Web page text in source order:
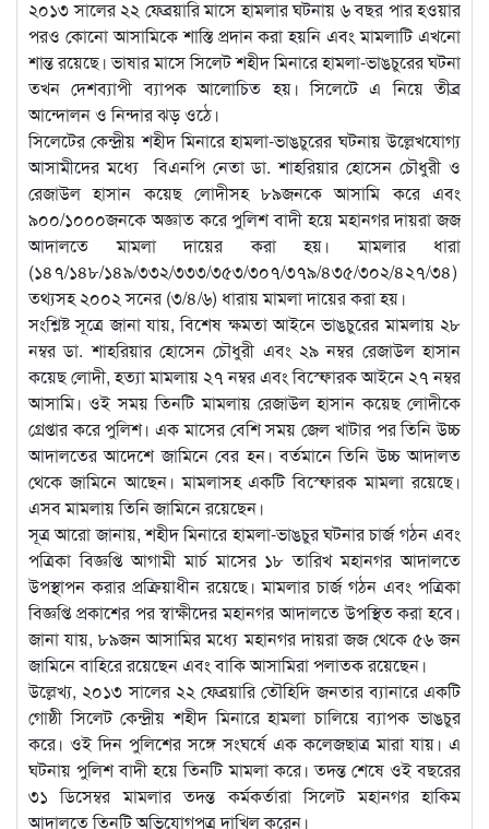
২০১৩ সালের ২২ ফেব্রয়ারি মাসে হামলার ঘটনায় ৬ বছর পার হওয়ার
পরও কোনো আসামিকে শাস্তি প্রদান করা হয়নি এবং মামলাটি এখনো
শান্ত রয়েছে। ভাষার মাসে সিলেট শহীদ মিনারে হামলা-ভাঙচুরের ঘটনা
তখন দেশব্যাপী ব্যাপক আলোচিত হয়। সিলেটে এ নিয়ে তীব্র
আন্দোলন ও নিন্দার ঝড় ওঠে।
সিলেটের কেন্দ্রীয় শহীদ মিনারে হামলা-ভাঙচুরের ঘটনায় উল্লেখযোগ্য
আসামীদের মধ্যে বিএনপি নেতা ডা. শাহরিয়ার হোসেন চৌধুরী ও
রেজাউল হাসান কয়েছ লোদীসহ ৮৯জনকে আসামি করে এবং
৯০০/১০০০জনকে অজ্ঞাত করে পুলিশ বাদী হয়ে মহানগর দায়রা জজ
আদালতে মামলা দায়ের করা হয়। মামলার ধারা
(১৪৭/১৪৮/১৪৯/৩৩২/৩৩৩/৩৫৩/৩০৭/৩৭৯/৪৩৫/৩০২/৪২৭/৩৪)
তথ্যসহ ২০০২ সনের (৩/৪/৬) ধারায় মামলা দায়ের করা হয়।
সংশ্লিষ্ট সূত্রে জানা যায়, বিশেষ ক্ষমতা আইনে ভাঙচুরের মামলায় ২৮
নম্বর ডা. শাহরিয়ার হোসেন চৌধুরী এবং ২৯ নম্বর রেজাউল হাসান
কয়েছ লোদী, হত্যা মামলায় ২৭ নম্বর এবং বিস্ফোরক আইনে ২৭ নম্বর
আসামি। ওই সময় তিনটি মামলায় রেজাউল হাসান কয়েছ লোদীকে
গ্রেপ্তার করে পুলিশ। এক মাসের বেশি সময় জেল খাটার পর তিনি উচ্চ
আদালতের আদেশে জামিনে বের হন। বর্তমানে তিনি উচ্চ আদালত
থেকে জামিনে আছেন। মামলাসহ একটি বিস্ফোরক মামলা রয়েছে।
এসব মামলায় তিনি জামিনে রয়েছেন।
সূত্র আরো জানায়, শহীদ মিনারে হামলা-ভাঙচুর ঘটনার চার্জ গঠন এবং
পত্রিকা বিজ্ঞপ্তি আগামী মার্চ মাসের ১৮ তারিখ মহানগর আদালতে
উপস্থাপন করার প্রক্রিয়াধীন রয়েছে। মামলার চার্জ গঠন এবং পত্রিকা
বিজ্ঞপ্তি প্রকাশের পর স্বাক্ষীদের মহানগর আদালতে উপস্থিত করা হবে।
জানা যায়, ৮৯জন আসামির মধ্যে মহানগর দায়রা জজ থেকে ৫৬ জন
জামিনে বাহিরে রয়েছেন এবং বাকি আসামিরা পলাতক রয়েছেন।
উল্লেখ্য, ২০১৩ সালের ২২ ফেব্রয়ারি তৌহিদি জনতার ব্যানারে একটি
গোষ্ঠী সিলেট কেন্দ্রীয় শহীদ মিনারে হামলা চালিয়ে ব্যাপক ভাঙচুর
করে। ওই দিন পুলিশের সঙ্গে সংঘর্ষে এক কলেজছাত্র মারা যায়। এ
ঘটনায় পুলিশ বাদী হয়ে তিনটি মামলা করে। তদন্ত শেষে ওই বছরের
৩১ ডিসেম্বর মামলার তদন্ত কর্মকর্তারা সিলেট মহানগর হাকিম
আদালতে তিনটি অভিযোগপত্র দাখিল করেন।